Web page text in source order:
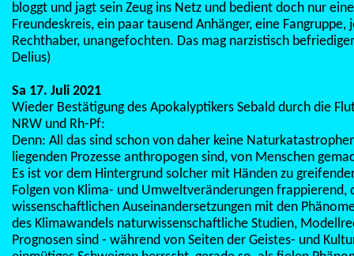
bloggt und jagt sein Zeug ins Netz und bedient doch nur
Freundeskreis, ein paar tausend Anhänger, eine Fangruppe,
Rechthaber, unangefochten. Das mag narzistisch
Delius)
Sa 17. Juli 2021
Wieder Bestätigung des Apokalyptikers Sebald durch die
NRW und Rh-Pf:
Denn: All das sind schon von daher keine
liegenden Prozesse anthropogen sind, von Menschen
Es ist vor dem Hintergrund solcher mit Händen zu
Folgen von Klima- und Umweltveränderungen frappierend,
wissenschaftlichen Auseinandersetzungen mit den
des Klimawandels naturwissenschaftliche Studien,
Prognosen sind - während von Seiten der Geistes- und